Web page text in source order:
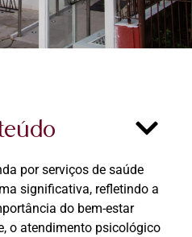
por serviços de saúde
significativa, refletindo a
do bem-estar
o atendimento psicológico